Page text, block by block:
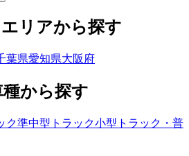
リアから探す
葉県愛知県大阪府
から探す
ク準中型トラック小型トラック・普